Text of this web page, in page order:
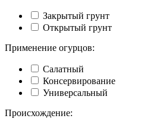
Закрытый грунт
Открытый грунт
Применение огурцов:
Салатный
Консервирование
Универсальный
Происхождение: